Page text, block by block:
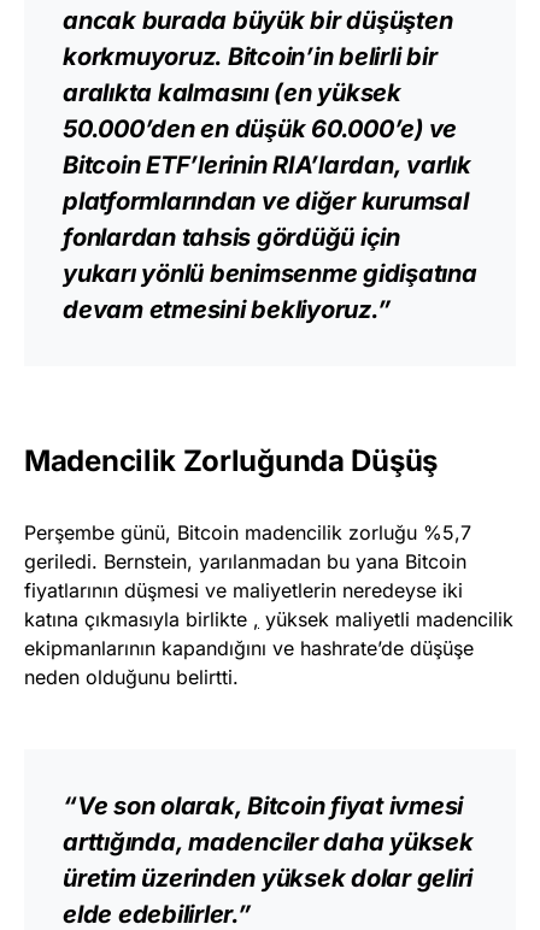
ancak burada büyük bir düşüşten
korkmuyoruz. Bitcoin’in belirli bir
aralıkta kalmasını (en yüksek
50.000’den en düşük 60.000’e) ve
Bitcoin ETF’lerinin RIA’lardan, varlık
platformlarından ve diğer kurumsal
fonlardan tahsis gördüğü için
yukarı yönlü benimsenme gidişatına
devam etmesini bekliyoruz.”
Madencilik Zorluğunda Düşüş
Perşembe günü, Bitcoin madencilik zorluğu %5,7
geriledi. Bernstein, yarılanmadan bu yana Bitcoin
fiyatlarının düşmesi ve maliyetlerin neredeyse iki
katına çıkmasıyla birlikte , yüksek maliyetli madencilik
ekipmanlarının kapandığını ve hashrate’de düşüşe
neden olduğunu belirtti.
“Ve son olarak, Bitcoin fiyat ivmesi
arttığında, madenciler daha yüksek
üretim üzerinden yüksek dolar geliri
elde edebilirler.”